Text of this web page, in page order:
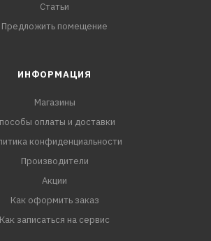
Статьи
Предложить помещение
ИНФОРМАЦИЯ
Магазины
оплаты и доставки
конфиденциальности
Производители
Акции
Как оформить заказ
Как записаться на сервис